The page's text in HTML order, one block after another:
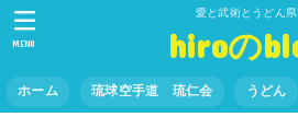
愛と武術とうどん県
hiroの
ホーム 琉球空手道 琉仁会 うどん
MENU